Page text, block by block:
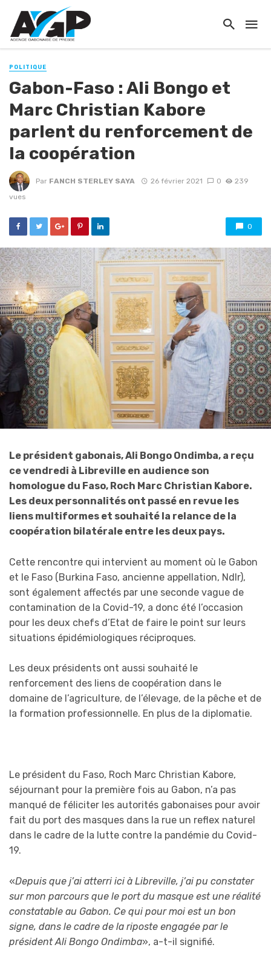
POLITIQUE
Gabon-Faso : Ali Bongo et
Marc Christian Kabore
parlent du renforcement de
la coopération
Par FANCH STERLEY SAYA 26 février 2021 0
239
vues
0
Le président gabonais, Ali Bongo Ondimba, a reçu
ce vendredi à Libreville en audience son
homologue du Faso, Roch Marc Christian Kabore.
Les deux personnalités ont passé en revue les
liens multiformes et souhaité la relance de la
coopération bilatérale entre les deux pays.
Cette rencontre qui intervient au moment où le Gabon
et le Faso (Burkina Faso, ancienne appellation, Ndlr),
sont également affectés par une seconde vague de
contamination de la Covid-19, a donc été l’occasion
pour les deux chefs d’Etat de faire le point sur leurs
situations épidémiologiques réciproques.
Les deux présidents ont aussi souhaité le
renforcement des liens de coopération dans le
domaine de l’agriculture, de l’élevage, de la pêche et de
la formation professionnelle. En plus de la diplomatie.
Le président du Faso, Roch Marc Christian Kabore,
séjournant pour la première fois au Gabon, n’a pas
manqué de féliciter les autorités gabonaises pour avoir
fait du port des masques dans la rue un reflex naturel
dans le cadre de la lutte contre la pandémie du Covid-
19.
«Depuis que j’ai atterri ici à Libreville, j’ai pu constater
sur mon parcours que le port du masque est une réalité
constatable au Gabon. Ce qui pour moi est un bon
signe, dans le cadre de la riposte engagée par le
président Ali Bongo Ondimba», a-t-il signifié.